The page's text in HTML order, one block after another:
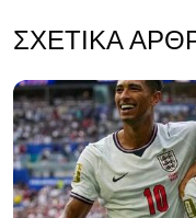
ΣΧΕΤΙΚΆ